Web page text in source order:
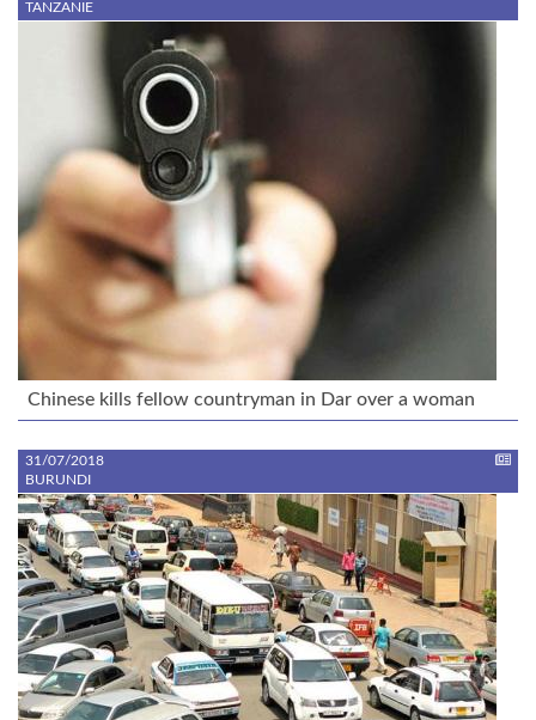
TANZANIE
Chinese kills fellow countryman in Dar over a woman
31/07/2018
BURUNDI